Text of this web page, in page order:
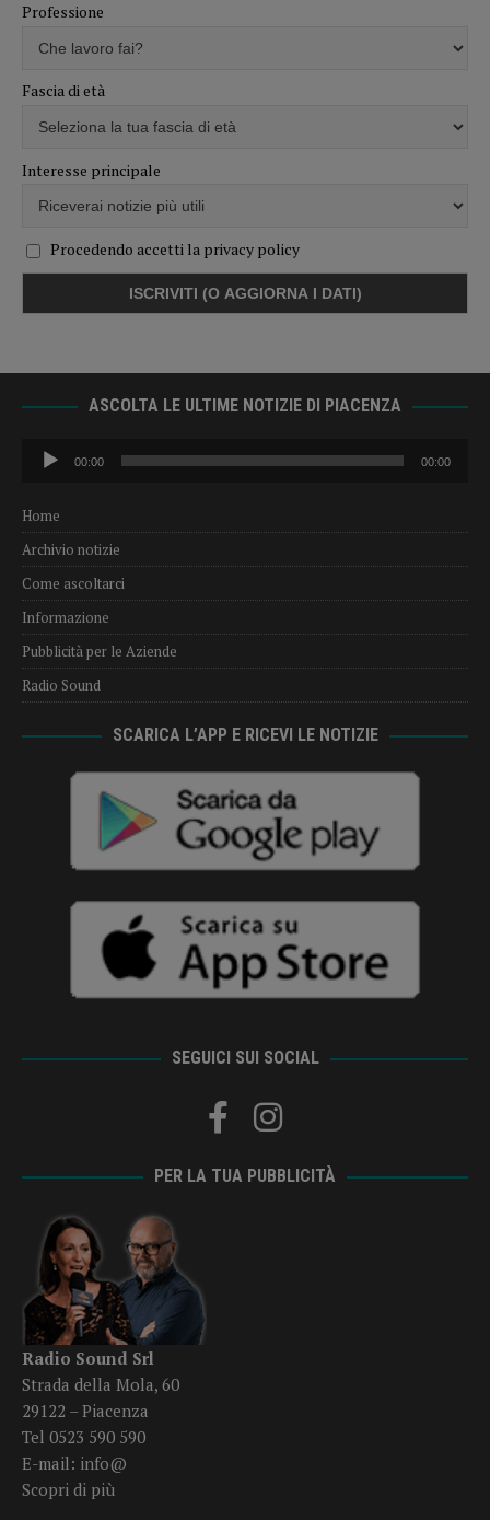
Professione
Fascia di età
Interesse principale
Procedendo accetti la privacy policy
ASCOLTA LE ULTIME NOTIZIE DI PIACENZA
Audio
Player
00:00 00:00
Home
Archivio notizie
Come ascoltarci
Informazione
Pubblicità per le Aziende
Radio Sound
SCARICA L’APP E RICEVI LE NOTIZIE
SEGUICI SUI SOCIAL
PER LA TUA PUBBLICITÀ
Radio Sound Srl
Strada della Mola, 60
29122 – Piacenza
Tel 0523 590 590
E-mail: info@
Scopri di più